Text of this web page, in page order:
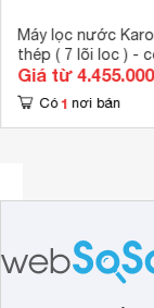
BỘ LỌC SIÊU
– Nước không
– Sử dụng bộ
– Hệ thống tự
Máy lọc nước
thép ( 7 lõi loc ) -
Giá từ
Có 1 nơi bán